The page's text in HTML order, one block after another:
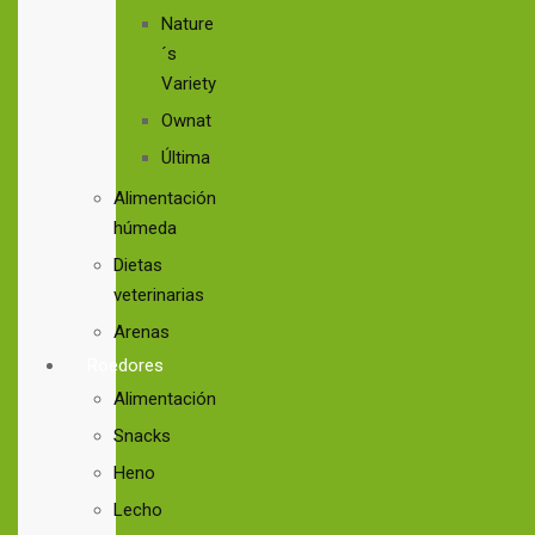
Nature
´s
Variety
Ownat
Última
Alimentación
húmeda
Dietas
veterinarias
Arenas
Roedores
Alimentación
Snacks
Heno
Lecho